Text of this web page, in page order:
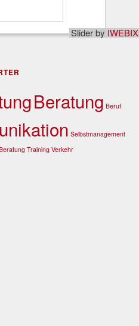
Slider by IWEBIX
Beratung Beruf
Selbstmanagement
Training Verkehr